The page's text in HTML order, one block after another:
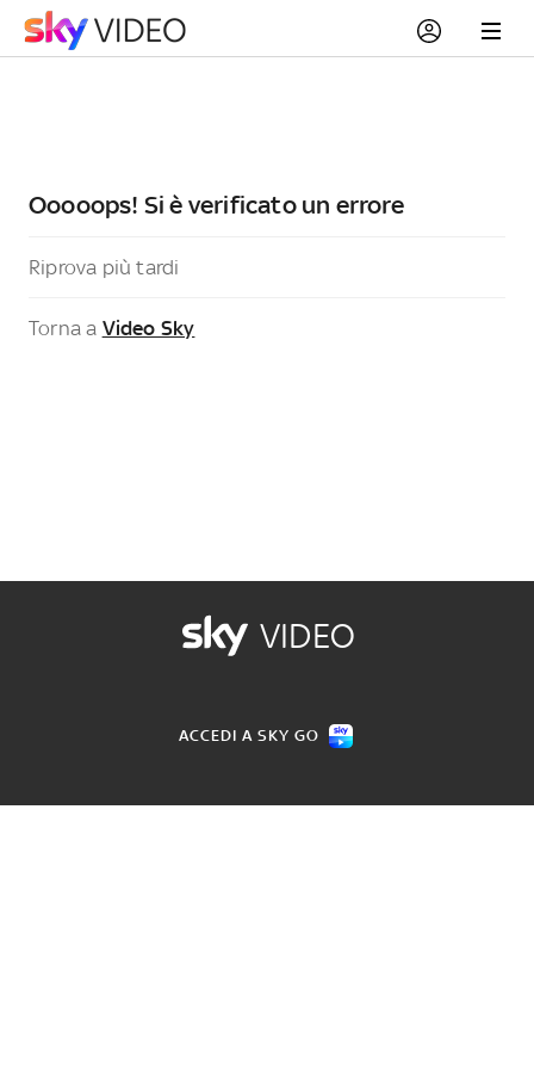
Ooooops! Si è verificato un errore
Riprova più tardi
Torna a Video Sky
VIDEO
ACCEDI A SKY GO